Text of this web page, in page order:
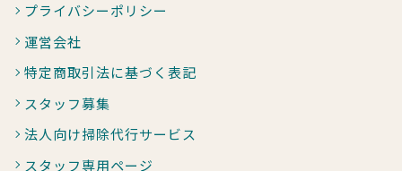
プライバシーポリシー
運営会社
特定商取引法に基づく表記
スタッフ募集
法人向け掃除代行サービス
スタッフ専用ページ